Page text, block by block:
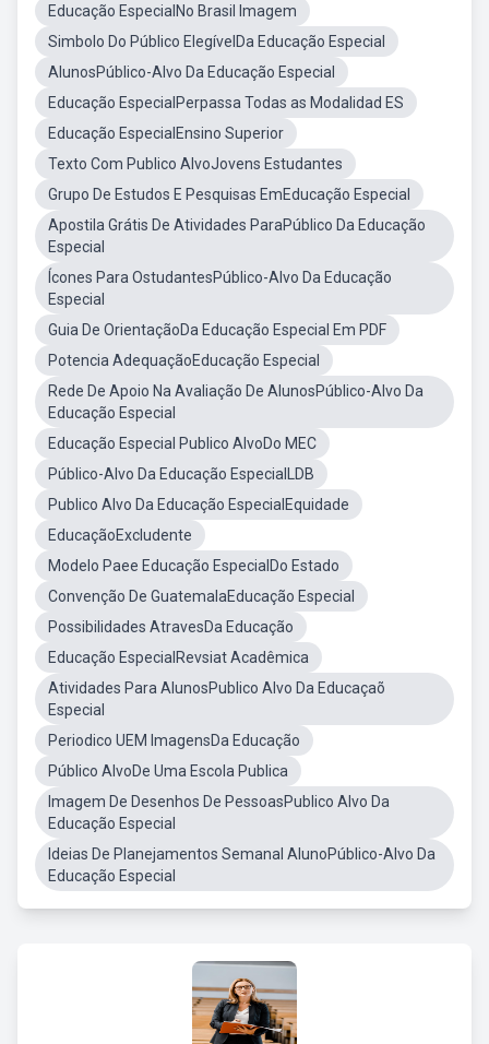
Educação EspecialNo Brasil Imagem
Simbolo Do Público ElegívelDa Educação Especial
AlunosPúblico-Alvo Da Educação Especial
Educação EspecialPerpassa Todas as Modalidad ES
Educação EspecialEnsino Superior
Texto Com Publico AlvoJovens Estudantes
Grupo De Estudos E Pesquisas EmEducação Especial
Apostila Grátis De Atividades ParaPúblico Da Educação
Especial
Ícones Para OstudantesPúblico-Alvo Da Educação
Especial
Guia De OrientaçãoDa Educação Especial Em PDF
Potencia AdequaçãoEducação Especial
Rede De Apoio Na Avaliação De AlunosPúblico-Alvo Da
Educação Especial
Educação Especial Publico AlvoDo MEC
Público-Alvo Da Educação EspecialLDB
Publico Alvo Da Educação EspecialEquidade
EducaçãoExcludente
Modelo Paee Educação EspecialDo Estado
Convenção De GuatemalaEducação Especial
Possibilidades AtravesDa Educação
Educação EspecialRevsiat Acadêmica
Atividades Para AlunosPublico Alvo Da Educaçaõ
Especial
Periodico UEM ImagensDa Educação
Público AlvoDe Uma Escola Publica
Imagem De Desenhos De PessoasPublico Alvo Da
Educação Especial
Ideias De Planejamentos Semanal AlunoPúblico-Alvo Da
Educação Especial